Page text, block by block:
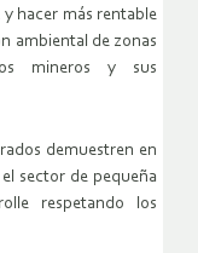
hacer más rentable
ambiental de zonas
mineros y sus
demuestren en
sector de pequeña
respetando los